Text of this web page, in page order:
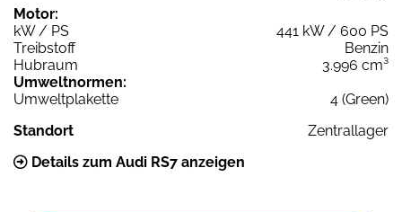
Motor:
kW / PS
441 kW / 600 PS
Treibstoff
Benzin
Hubraum
3.996 cm³
Umweltnormen:
Umweltplakette
4 (Green)
Standort
Zentrallager
Details zum Audi RS7 anzeigen